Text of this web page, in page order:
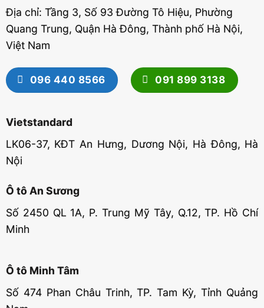
Địa chỉ: Tầng 3, Số 93 Đường Tô Hiệu, Phường
Quang Trung, Quận Hà Đông, Thành phố Hà Nội,
Việt Nam
096 440 8566 091 899 3138
Vietstandard
LK06-37, KĐT An Hưng, Dương Nội, Hà Đông, Hà
Nội
Ô tô An Sương
Số 2450 QL 1A, P. Trung Mỹ Tây, Q.12, TP. Hồ Chí
Minh
Ô tô Minh Tâm
Số 474 Phan Châu Trinh, TP. Tam Kỳ, Tỉnh Quảng